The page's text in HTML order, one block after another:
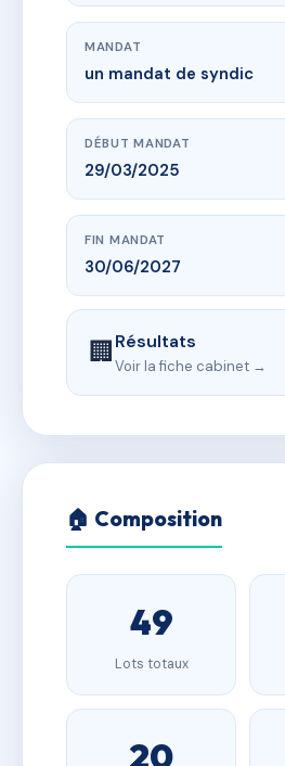
MANDAT
un mandat de syndic
DÉBUT MANDAT
29/03/2025
FIN MANDAT
30/06/2027
🏢Résultats
Voir la fiche cabinet →
🏠 Composition
49
Lots totaux
20